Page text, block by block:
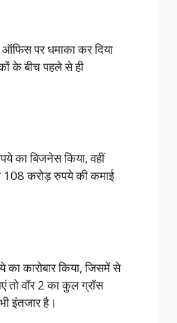
ऑफिस पर धमाका कर दिया
के बीच पहले से ही
का बिजनेस किया, वहीं
108 करोड़ रुपये की कमाई
का कारोबार किया, जिसमें से
तो वॉर 2 का कुल ग्रॉस
इंतजार है।